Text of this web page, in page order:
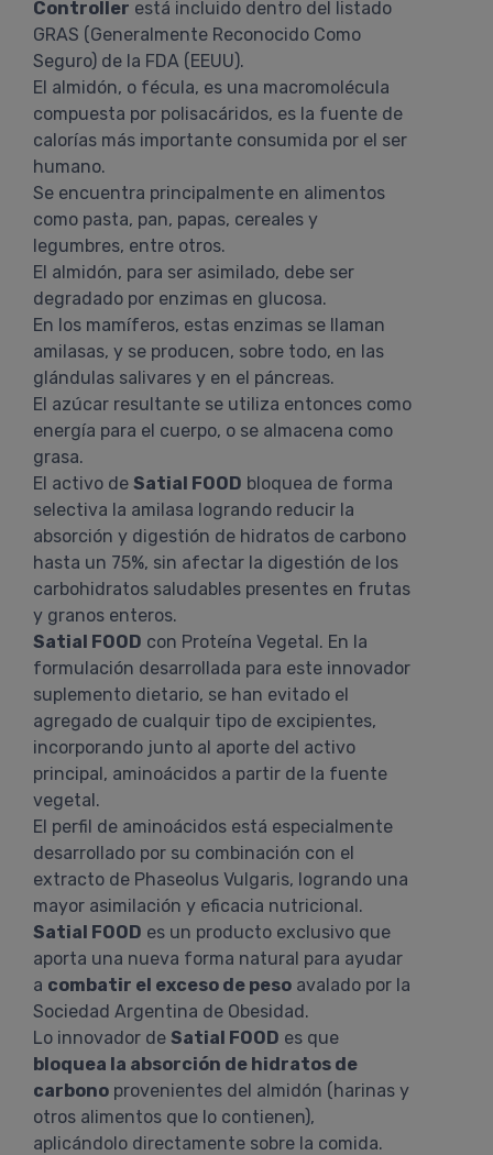
Controller está incluido dentro del listado
GRAS (Generalmente Reconocido Como
Seguro) de la FDA (EEUU).
El almidón, o fécula, es una macromolécula
compuesta por polisacáridos, es la fuente de
calorías más importante consumida por el ser
humano.
Se encuentra principalmente en alimentos
como pasta, pan, papas, cereales y
legumbres, entre otros.
El almidón, para ser asimilado, debe ser
degradado por enzimas en glucosa.
En los mamíferos, estas enzimas se llaman
amilasas, y se producen, sobre todo, en las
glándulas salivares y en el páncreas.
El azúcar resultante se utiliza entonces como
energía para el cuerpo, o se almacena como
grasa.
El activo de Satial FOOD bloquea de forma
selectiva la amilasa logrando reducir la
absorción y digestión de hidratos de carbono
hasta un 75%, sin afectar la digestión de los
carbohidratos saludables presentes en frutas
y granos enteros.
Satial FOOD con Proteína Vegetal. En la
formulación desarrollada para este innovador
suplemento dietario, se han evitado el
agregado de cualquir tipo de excipientes,
incorporando junto al aporte del activo
principal, aminoácidos a partir de la fuente
vegetal.
El perfil de aminoácidos está especialmente
desarrollado por su combinación con el
extracto de Phaseolus Vulgaris, logrando una
mayor asimilación y eficacia nutricional.
Satial FOOD es un producto exclusivo que
aporta una nueva forma natural para ayudar
a combatir el exceso de peso avalado por la
Sociedad Argentina de Obesidad.
Lo innovador de Satial FOOD es que
bloquea la absorción de hidratos de
carbono provenientes del almidón (harinas y
otros alimentos que lo contienen),
aplicándolo directamente sobre la comida.